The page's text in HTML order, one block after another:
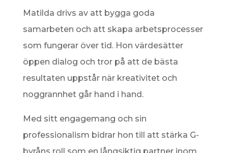
Matilda drivs av att bygga goda
samarbeten och att skapa arbetsprocesser
som fungerar över tid. Hon värdesätter
öppen dialog och tror på att de bästa
resultaten uppstår när kreativitet och
noggrannhet går hand i hand.
Med sitt engagemang och sin
professionalism bidrar hon till att stärka G-